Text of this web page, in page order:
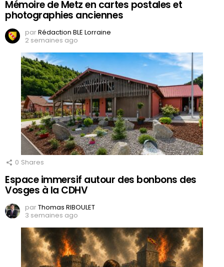
Mémoire de Metz en cartes postales et
photographies anciennes
parRédaction BLE Lorraine
2 semaines ago
0 Shares
Espace immersif autour des bonbons des
Vosges à la CDHV
parThomas RIBOULET
3 semaines ago